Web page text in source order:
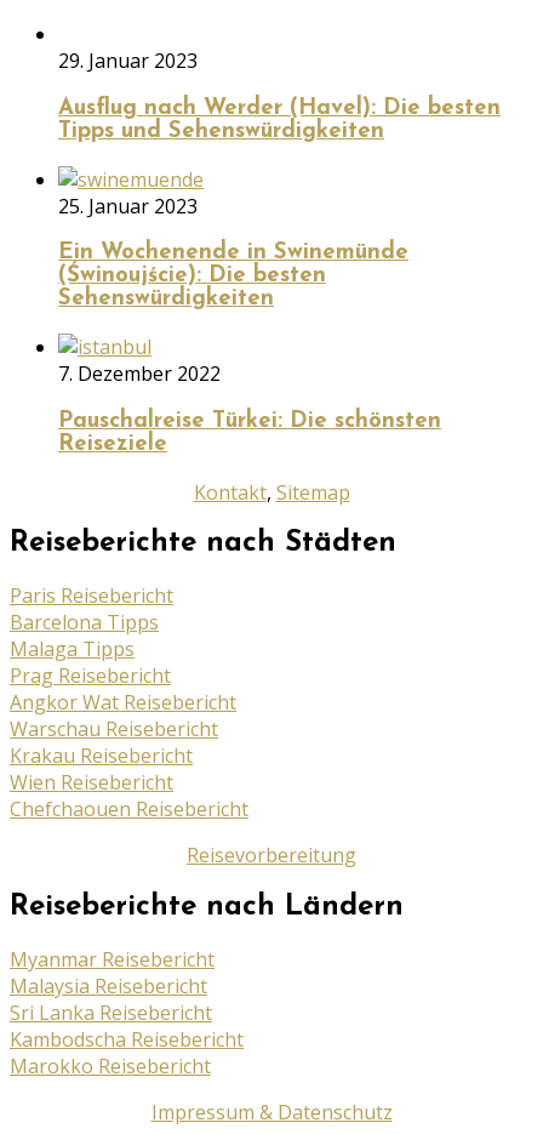
29. Januar 2023
Ausflug nach Werder (Havel): Die besten
Tipps und Sehenswürdigkeiten
25. Januar 2023
Ein Wochenende in Swinemünde
(Świnoujście): Die besten
Sehenswürdigkeiten
7. Dezember 2022
Pauschalreise Türkei: Die schönsten
Reiseziele
Kontakt, Sitemap
Reiseberichte nach Städten
Paris Reisebericht
Barcelona Tipps
Malaga Tipps
Prag Reisebericht
Angkor Wat Reisebericht
Warschau Reisebericht
Krakau Reisebericht
Wien Reisebericht
Chefchaouen Reisebericht
Reisevorbereitung
Reiseberichte nach Ländern
Myanmar Reisebericht
Malaysia Reisebericht
Sri Lanka Reisebericht
Kambodscha Reisebericht
Marokko Reisebericht
Impressum & Datenschutz